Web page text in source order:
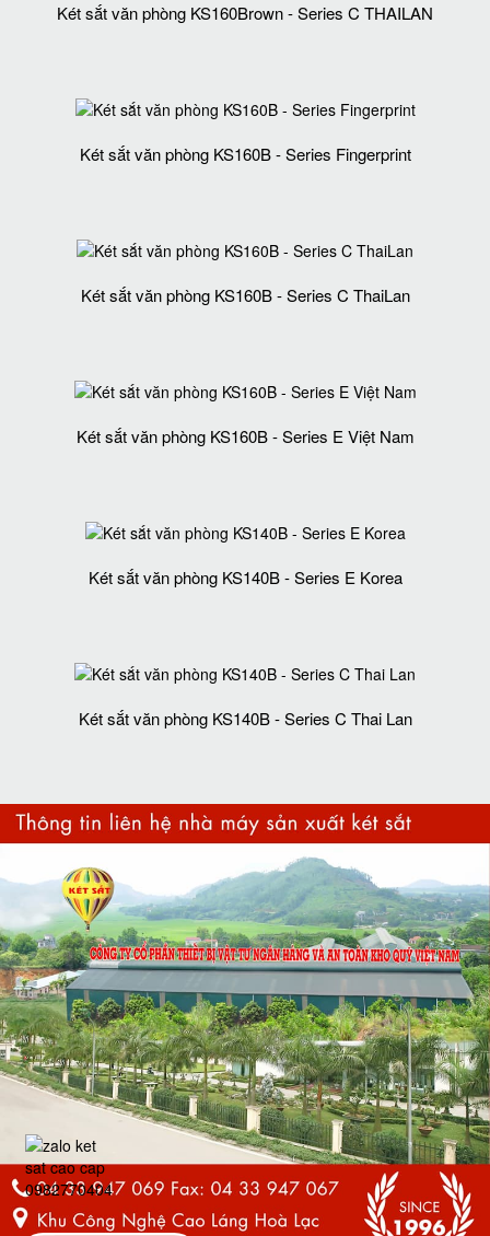
Két sắt văn phòng KS160Brown - Series C THAILAN
Két sắt văn phòng KS160B - Series Fingerprint
Két sắt văn phòng KS160B - Series C ThaiLan
Két sắt văn phòng KS160B - Series E Việt Nam
Két sắt văn phòng KS140B - Series E Korea
Két sắt văn phòng KS140B - Series C Thai Lan